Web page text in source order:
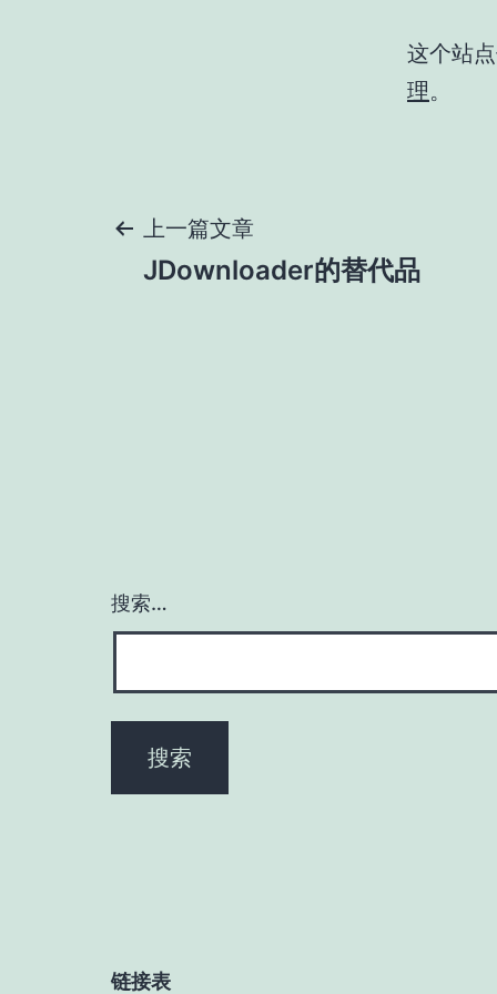
这个站
理。
文上一篇文章
JDownloader的替代品
搜索…
链接表